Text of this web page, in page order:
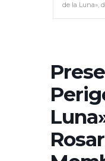
de la Luna»,